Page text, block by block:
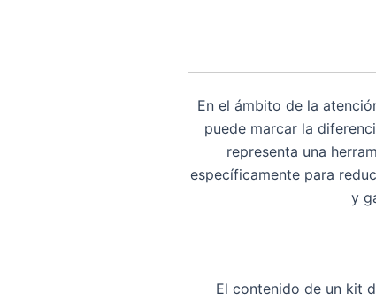
En el ámbito de la
puede marcar la
representa una
específicamente para
y
El contenido de un kit